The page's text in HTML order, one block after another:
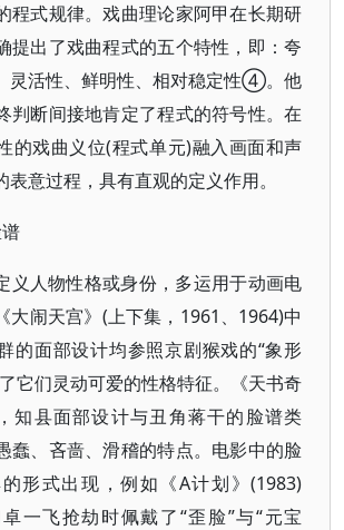
程式规律。戏曲理论家阿甲在长期研
提出了戏曲程式的五个特性，即：夸
灵活性、鲜明性、相对稳定性④。他
判断间接地肯定了程式的符号性。在
的戏曲义位(程式单元)融入画面和声
意过程，具有直观的定义作用。
义人物性格或身份，多运用于动画电
大闹天宫》(上下集，1961、1964)中
的面部设计均参照京剧猴戏的“象形
它们灵动可爱的性格特征。《天书奇
知县面部设计与丑角蒋干的脸谱类
蠢、吝啬、滑稽的特点。电影中的脸
形式出现，例如《A计划》(1983)
一飞抢劫时佩戴了“歪脸”与“元宝